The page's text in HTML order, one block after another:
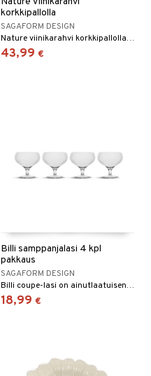
korkkipallolla
SAGAFORM DESIGN
Nature viinikarahvi korkkipallolla yhdistää kestävyyden, taipuisan muotoilun ja eleganssin.
43,99 €
Billi samppanjalasi 4 kpl
pakkaus
SAGAFORM DESIGN
Billi coupe-lasi on ainutlaatuisen luonteikas muotoilu, joka edustaa selvästi Sagaformia. Sen erottuva, pyöristetty malja, joka on koristeltu raidoilla, ja matala jalka tekevät tästä coupe-lasista paitsi kauniin myös uskomattoman toimivan.
18,99 €